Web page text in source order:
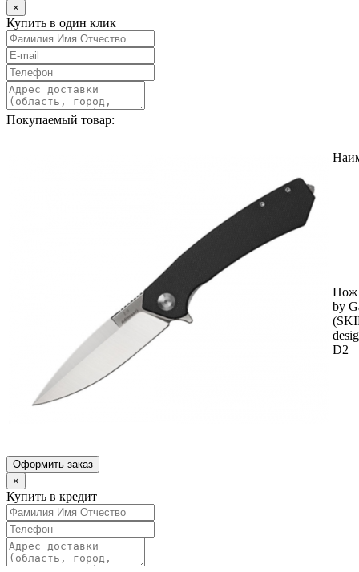
×
Купить в один клик
Покупаемый товар:
Нож
by
D2
Оформить заказ
×
Купить в кредит